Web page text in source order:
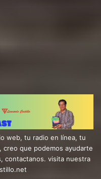
web, tu radio en línea, tu
que podemos ayudarte
contactanos. visita nuestra